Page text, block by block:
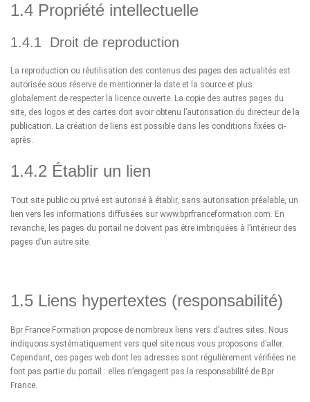
1.4 Propriété intellectuelle
1.4.1 Droit de reproduction
La reproduction ou réutilisation des contenus des pages des actualités est
autorisée sous réserve de mentionner la date et la source et plus
globalement de respecter la licence ouverte. La copie des autres pages du
site, des logos et des cartes doit avoir obtenu l’autorisation du directeur de la
publication. La création de liens est possible dans les conditions fixées ci-
après.
1.4.2 Établir un lien
Tout site public ou privé est autorisé à établir, sans autorisation préalable, un
lien vers les informations diffusées sur www.bprfranceformation.com. En
revanche, les pages du portail ne doivent pas être imbriquées à l’intérieur des
pages d’un autre site.
1.5 Liens hypertextes (responsabilité)
Bpr France Formation propose de nombreux liens vers d’autres sites. Nous
indiquons systématiquement vers quel site nous vous proposons d’aller.
Cependant, ces pages web dont les adresses sont régulièrement vérifiées ne
font pas partie du portail : elles n’engagent pas la responsabilité de Bpr
France.